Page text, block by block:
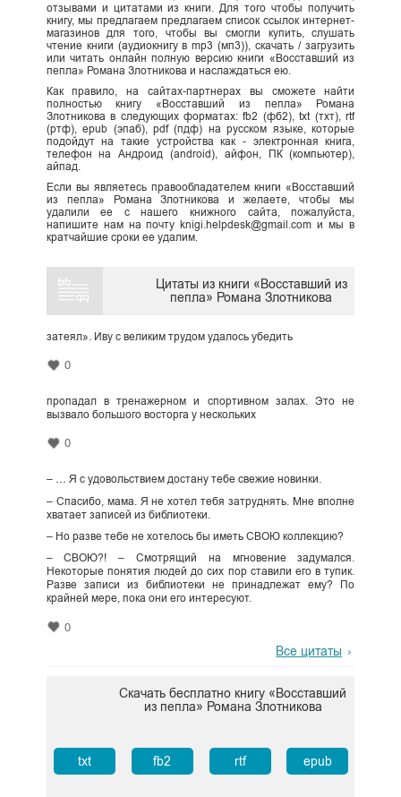
отзывами и цитатами из книги. Для того чтобы получить
книгу, мы предлагаем предлагаем список ссылок интернет-
магазинов для того, чтобы вы смогли купить, слушать
чтение книги (аудиокнигу в mp3 (мп3)), скачать / загрузить
или читать онлайн полную версию книги «Восставший из
пепла» Романа Злотникова и наслаждаться ею.
Как правило, на сайтах-партнерах вы сможете найти
полностью книгу «Восставший из пепла» Романа
Злотникова в следующих форматах: fb2 (фб2), txt (тхт), rtf
(ртф), epub (эпаб), pdf (пдф) на русском языке, которые
подойдут на такие устройства как - электронная книга,
телефон на Андроид (android), айфон, ПК (компьютер),
айпад.
Если вы являетесь правообладателем книги «Восставший
из пепла» Романа Злотникова и желаете, чтобы мы
удалили ее с нашего книжного сайта, пожалуйста,
напишите нам на почту knigi.helpdesk@gmail.com и мы в
кратчайшие сроки ее удалим.
Цитаты из книги «Восставший из
пепла» Романа Злотникова
затеял». Иву с великим трудом удалось убедить
0
пропадал в тренажерном и спортивном залах. Это не
вызвало большого восторга у нескольких
0
– … Я с удовольствием достану тебе свежие новинки.
– Спасибо, мама. Я не хотел тебя затруднять. Мне вполне
хватает записей из библиотеки.
– Но разве тебе не хотелось бы иметь СВОЮ коллекцию?
– СВОЮ?! – Смотрящий на мгновение задумался.
Некоторые понятия людей до сих пор ставили его в тупик.
Разве записи из библиотеки не принадлежат ему? По
крайней мере, пока они его интересуют.
0
Все цитаты
Скачать бесплатно книгу «Восставший
из пепла» Романа Злотникова
txt fb2 rtf epub